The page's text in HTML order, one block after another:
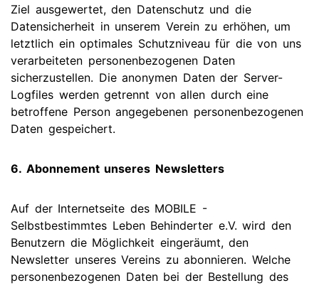
Ziel ausgewertet, den Datenschutz und die
Datensicherheit in unserem Verein zu erhöhen, um
letztlich ein optimales Schutzniveau für die von uns
verarbeiteten personenbezogenen Daten
sicherzustellen. Die anonymen Daten der Server-
Logfiles werden getrennt von allen durch eine
betroffene Person angegebenen personenbezogenen
Daten gespeichert.
6. Abonnement unseres Newsletters
Auf der Internetseite des MOBILE -
Selbstbestimmtes Leben Behinderter e.V. wird den
Benutzern die Möglichkeit eingeräumt, den
Newsletter unseres Vereins zu abonnieren. Welche
personenbezogenen Daten bei der Bestellung des